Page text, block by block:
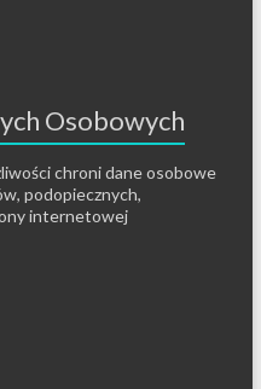
Osobowych
chroni dane osobowe
podopiecznych,
internetowej